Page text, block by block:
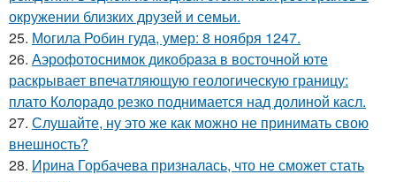
окружении близких друзей и семьи.
25. Могила Робин гуда, умер: 8 ноября 1247.
26. Аэрофотоснимок дикобpaза в восточной юте
раскрывает впечатляющую геологическую границу:
плато Колорадо резко поднимается над долиной касл.
27. Слушайте, ну это же как можно не принимать свою
внешность?
28. Ирина Горбачева призналась, что не сможет стать